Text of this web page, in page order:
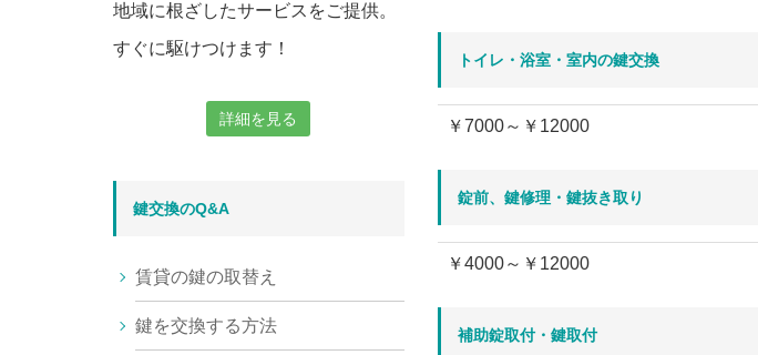
トイレ・浴室・室内の鍵交換
￥7000～￥12000
錠前、鍵修理・鍵抜き取り
￥4000～￥12000
補助錠取付・鍵取付
地域に根ざしたサービスをご提供。
すぐに駆けつけます！
詳細を見る
鍵交換のQ&A
賃貸の鍵の取替え
鍵を交換する方法